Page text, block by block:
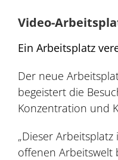
Video-
Ein Arbeitsplatz
Der neue
begeistert die
Konzentration und
„Dieser
offenen Arbeitswelt